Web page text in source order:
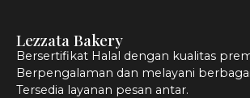
Lezzata Bakery
Bersertifikat Halal dengan kualitas
Berpengalaman dan melayani
Tersedia layanan pesan antar.